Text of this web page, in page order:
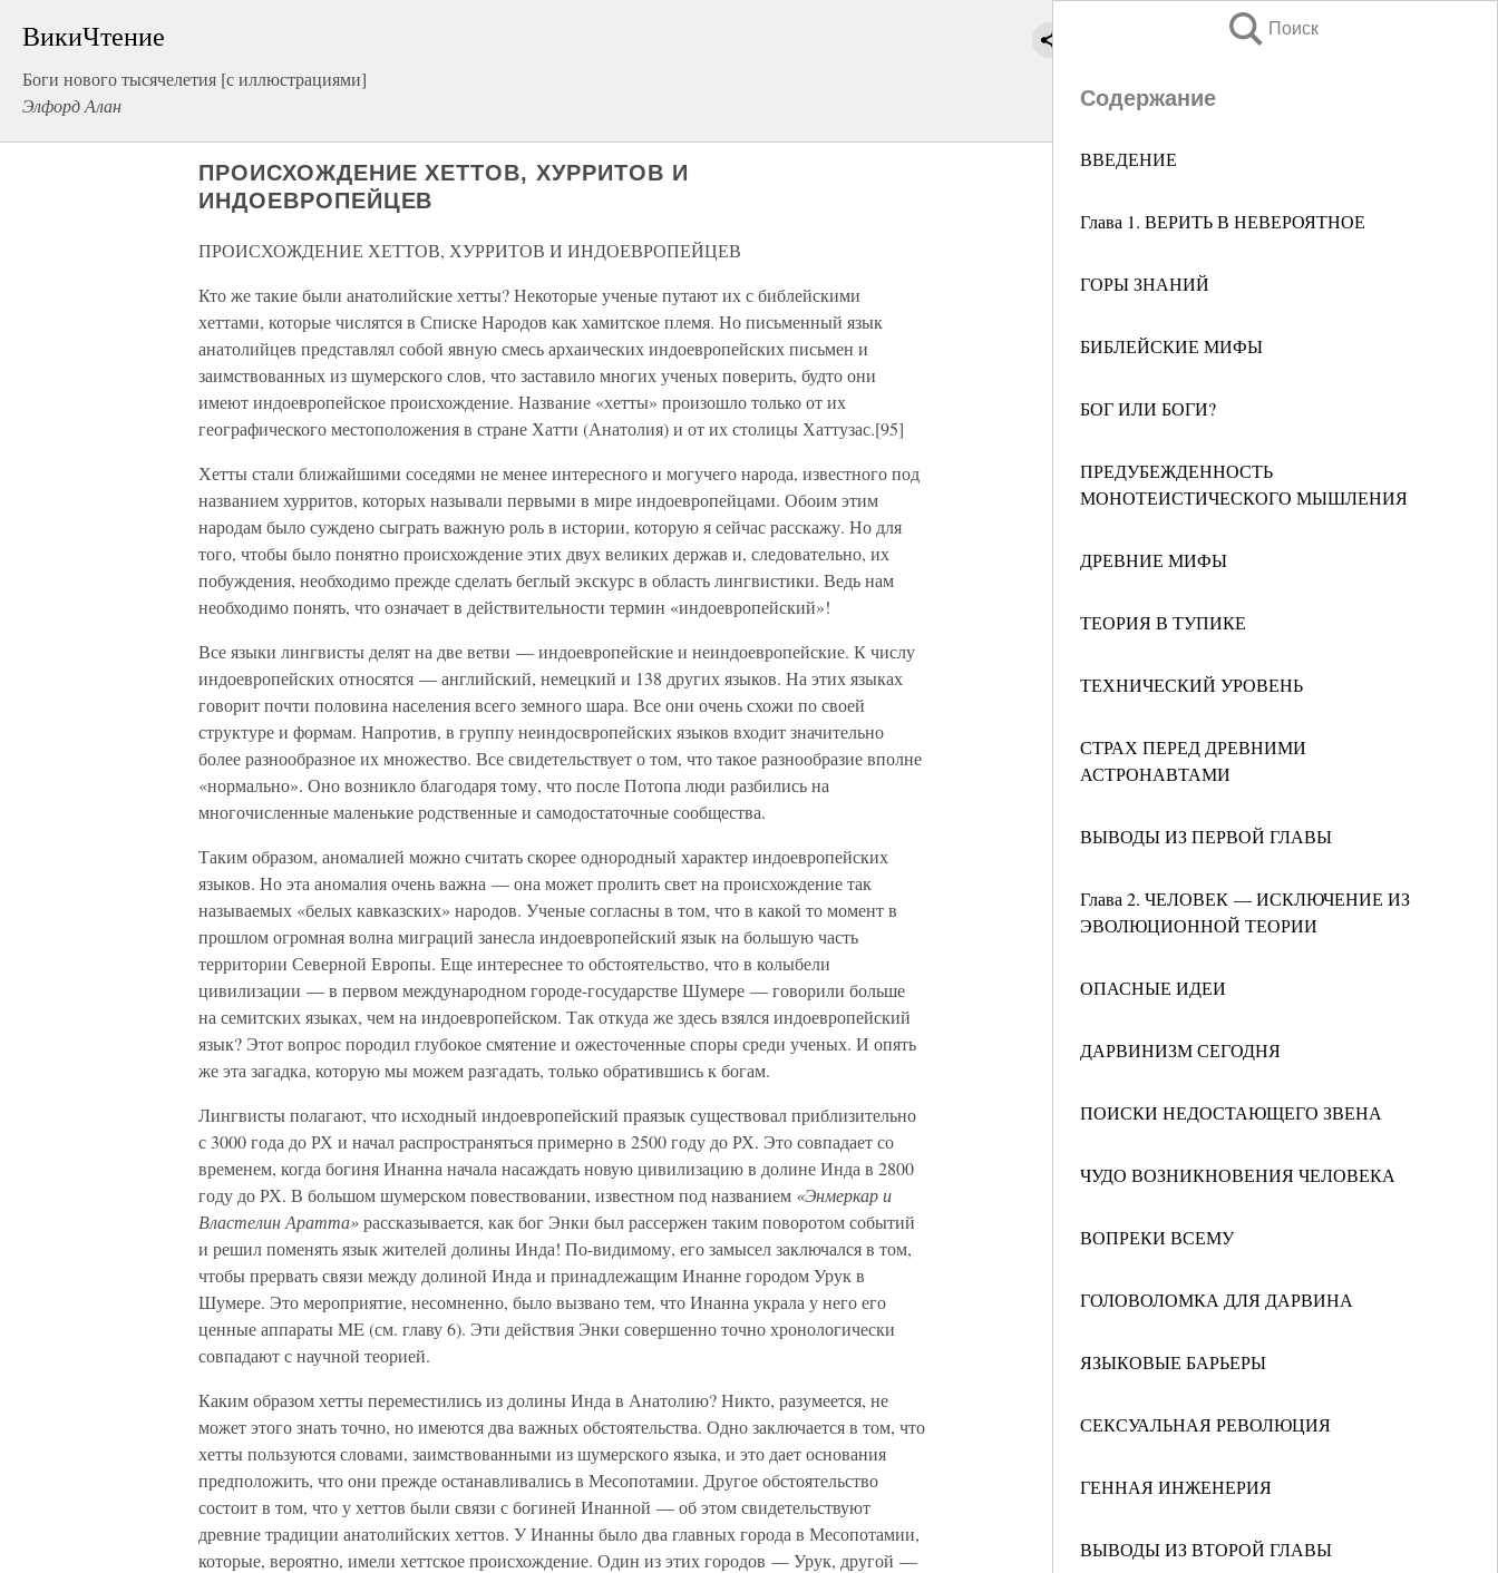
ВикиЧтение
Боги нового тысячелетия [с иллюстрациями]
Элфорд Алан
Поиск
Содержание
ВВЕДЕНИЕ
Глава 1. ВЕРИТЬ В НЕВЕРОЯТНОЕ
ГОРЫ ЗНАНИЙ
БИБЛЕЙСКИЕ МИФЫ
БОГ ИЛИ БОГИ?
ПРЕДУБЕЖДЕННОСТЬ
МОНОТЕИСТИЧЕСКОГО МЫШЛЕНИЯ
ДРЕВНИЕ МИФЫ
ТЕОРИЯ В ТУПИКЕ
ТЕХНИЧЕСКИЙ УРОВЕНЬ
СТРАХ ПЕРЕД ДРЕВНИМИ
АСТРОНАВТАМИ
ВЫВОДЫ ИЗ ПЕРВОЙ ГЛАВЫ
Глава 2. ЧЕЛОВЕК — ИСКЛЮЧЕНИЕ ИЗ
ЭВОЛЮЦИОННОЙ ТЕОРИИ
ОПАСНЫЕ ИДЕИ
ДАРВИНИЗМ СЕГОДНЯ
ПОИСКИ НЕДОСТАЮЩЕГО ЗВЕНА
ЧУДО ВОЗНИКНОВЕНИЯ ЧЕЛОВЕКА
ВОПРЕКИ ВСЕМУ
ГОЛОВОЛОМКА ДЛЯ ДАРВИНА
ЯЗЫКОВЫЕ БАРЬЕРЫ
СЕКСУАЛЬНАЯ РЕВОЛЮЦИЯ
ГЕННАЯ ИНЖЕНЕРИЯ
ВЫВОДЫ ИЗ ВТОРОЙ ГЛАВЫ
ПРОИСХОЖДЕНИЕ ХЕТТОВ, ХУРРИТОВ И
ИНДОЕВРОПЕЙЦЕВ
ПРОИСХОЖДЕНИЕ ХЕТТОВ, ХУРРИТОВ И ИНДОЕВРОПЕЙЦЕВ
Кто же такие были анатолийские хетты? Некоторые ученые путают их с библейскими
хеттами, которые числятся в Списке Народов как хамитское племя. Но письменный язык
анатолийцев представлял собой явную смесь архаических индоевропейских письмен и
заимствованных из шумерского слов, что заставило многих ученых поверить, будто они
имеют индоевропейское происхождение. Название «хетты» произошло только от их
географического местоположения в стране Хатти (Анатолия) и от их столицы Хаттузас.[95]
Хетты стали ближайшими соседями не менее интересного и могучего народа, известного под
названием хурритов, которых называли первыми в мире индоевропейцами. Обоим этим
народам было суждено сыграть важную роль в истории, которую я сейчас расскажу. Но для
того, чтобы было понятно происхождение этих двух великих держав и, следовательно, их
побуждения, необходимо прежде сделать беглый экскурс в область лингвистики. Ведь нам
необходимо понять, что означает в действительности термин «индоевропейский»!
Все языки лингвисты делят на две ветви — индоевропейские и неиндоевропейские. К числу
индоевропейских относятся — английский, немецкий и 138 других языков. На этих языках
говорит почти половина населения всего земного шара. Все они очень схожи по своей
структуре и формам. Напротив, в группу неиндосвропейских языков входит значительно
более разнообразное их множество. Все свидетельствует о том, что такое разнообразие вполне
«нормально». Оно возникло благодаря тому, что после Потопа люди разбились на
многочисленные маленькие родственные и самодостаточные сообщества.
Таким образом, аномалией можно считать скорее однородный характер индоевропейских
языков. Но эта аномалия очень важна — она может пролить свет на происхождение так
называемых «белых кавказских» народов. Ученые согласны в том, что в какой то момент в
прошлом огромная волна миграций занесла индоевропейский язык на большую часть
территории Северной Европы. Еще интереснее то обстоятельство, что в колыбели
цивилизации — в первом международном городе-государстве Шумере — говорили больше
на семитских языках, чем на индоевропейском. Так откуда же здесь взялся индоевропейский
язык? Этот вопрос породил глубокое смятение и ожесточенные споры среди ученых. И опять
же эта загадка, которую мы можем разгадать, только обратившись к богам.
Лингвисты полагают, что исходный индоевропейский праязык существовал приблизительно
с 3000 года до РХ и начал распространяться примерно в 2500 году до РХ. Это совпадает со
временем, когда богиня Инанна начала насаждать новую цивилизацию в долине Инда в 2800
году до РХ. В большом шумерском повествовании, известном под названием «Энмеркар и
Властелин Аратта»рассказывается, как бог Энки был рассержен таким поворотом событий
и решил поменять язык жителей долины Инда! По-видимому, его замысел заключался в том,
чтобы прервать связи между долиной Инда и принадлежащим Инанне городом Урук в
Шумере. Это мероприятие, несомненно, было вызвано тем, что Инанна украла у него его
ценные аппараты ME (см. главу 6). Эти действия Энки совершенно точно хронологически
совпадают с научной теорией.
Каким образом хетты переместились из долины Инда в Анатолию? Никто, разумеется, не
может этого знать точно, но имеются два важных обстоятельства. Одно заключается в том, что
хетты пользуются словами, заимствованными из шумерского языка, и это дает основания
предположить, что они прежде останавливались в Месопотамии. Другое обстоятельство
состоит в том, что у хеттов были связи с богиней Инанной — об этом свидетельствуют
древние традиции анатолийских хеттов. У Инанны было два главных города в Месопотамии,
которые, вероятно, имели хеттское происхождение. Один из этих городов — Урук, другой —